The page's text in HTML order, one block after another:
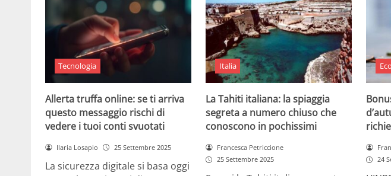
Tecnologia
Allerta truffa online: se ti arriva
questo messaggio rischi di
vedere i tuoi conti svuotati
Ilaria Losapio 25 Settembre 2025
La sicurezza digitale si basa oggi
Italia
La Tahiti italiana: la spiaggia
segreta a numero chiuso che
conoscono in pochissimi
Francesca Petriccione
25 Settembre 2025
24